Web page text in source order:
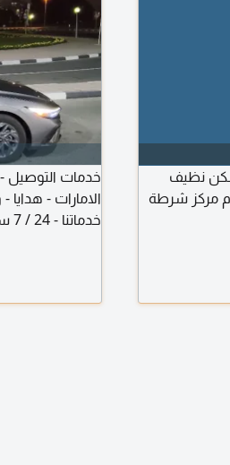
سكن نظيف
مركز شرطة
خدمات التوصيل
الامارات -
خدماتنا - 24 / 7 ساعة أسعار - مميزة